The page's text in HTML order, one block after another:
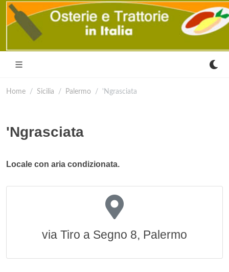
Home Sicilia Palermo 'Ngrasciata
'Ngrasciata
Locale con aria condizionata.
via Tiro a Segno 8, Palermo